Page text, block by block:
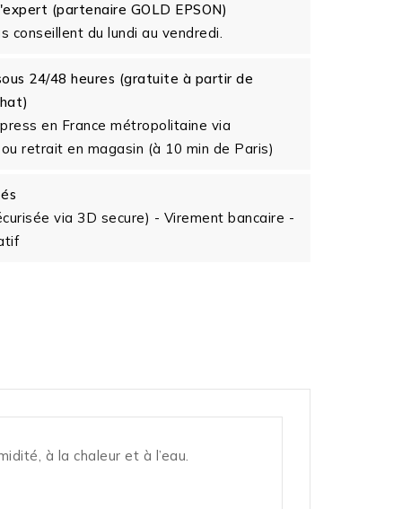
(partenaire GOLD EPSON)
conseillent du lundi au vendredi.
24/48 heures (gratuite à partir de
en France métropolitaine via
retrait en magasin (à 10 min de Paris)
via 3D secure) - Virement bancaire -
à la chaleur et à l’eau.